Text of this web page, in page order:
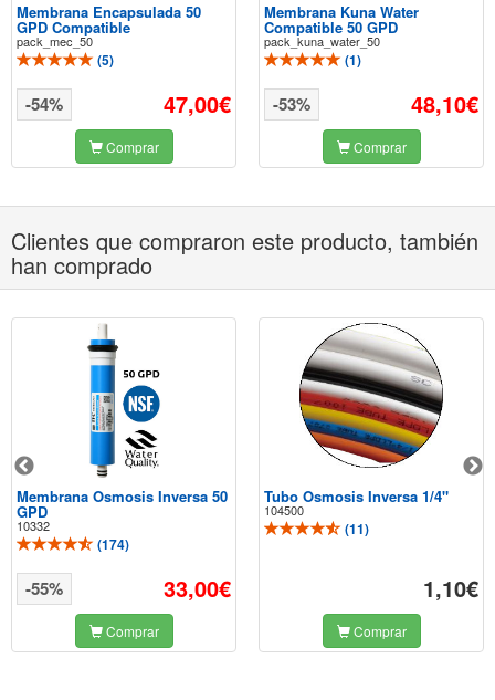
Membrana Encapsulada 50
GPD Compatible
pack_mec_50
(5)
47,00€
-54%
Comprar
Membrana Kuna Water
Compatible 50 GPD
pack_kuna_water_50
(1)
48,10€
-53%
Comprar
Clientes que compraron este producto, también
han comprado
Membrana Osmosis Inversa 50
GPD
10332
(174)
33,00€
-55%
Comprar
Tubo Osmosis Inversa 1/4"
104500
(11)
1,10€
Comprar